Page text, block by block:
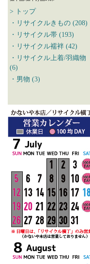
> トップ
・リサイクルきもの (208)
・リサイクル帯 (193)
・リサイクル襦袢 (42)
・リサイクル上着/羽織物
(6)
・男物 (3)